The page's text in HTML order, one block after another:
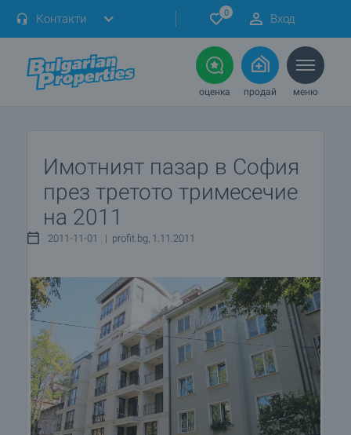
Контакти 0 Вход
оценка продай меню
Имотният пазар в София
през третото тримесечие
на 2011
2011-11-01 | profit.bg, 1.11.2011